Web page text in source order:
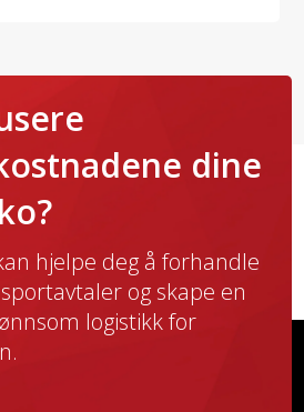
dine
hjelpe deg å forhandle
og skape en
logistikk for